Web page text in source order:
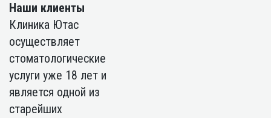
Наши клиенты
Клиника Ютас
осуществляет
стоматологические
услуги уже 18 лет и
является одной из
старейших